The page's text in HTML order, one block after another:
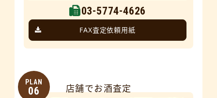
03-5774-4626
FAX査定依頼用紙
PLAN
06 店舗でお酒査定